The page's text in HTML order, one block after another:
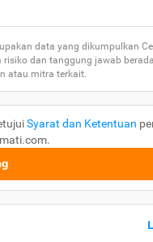
data yang dikumpulkan
dan tanggung jawab
atau mitra terkait.
Syarat dan Ketentuan